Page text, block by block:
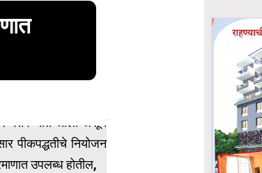
वर्तवण्यात आला असून
पीकपद्धतीचे नियोजन
उपलब्ध होतील,